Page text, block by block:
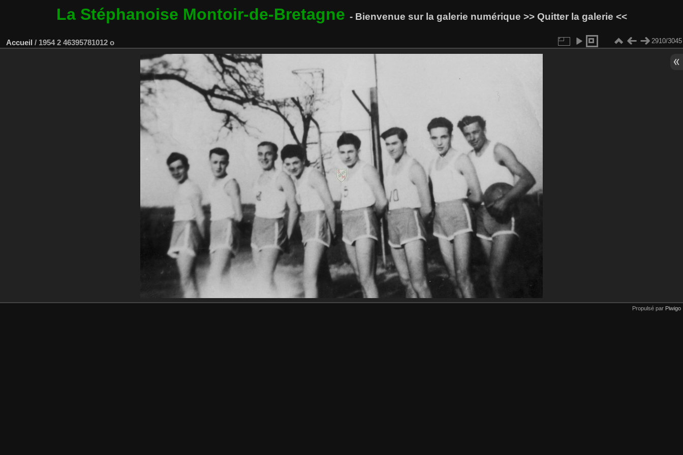
La Stéphanoise Montoir-de-Bretagne - Bienvenue sur la galerie numérique >> Quitter la galerie <<
Accueil / 1954 2 46395781012 o 2910/3045
Propulsé par Piwigo